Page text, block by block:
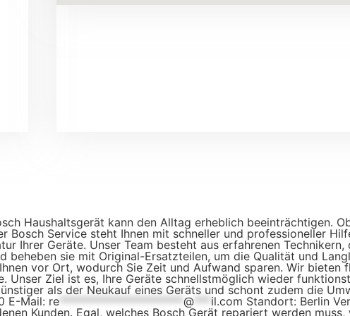
Haushaltsgerät kann den Alltag erheblich beeinträchtigen.
Bosch Service steht Ihnen mit schneller und professioneller
Ihrer Geräte. Unser Team besteht aus erfahrenen Technikern,
beheben sie mit Original-Ersatzteilen, um die Qualität und
vor Ort, wodurch Sie Zeit und Aufwand sparen. Wir bieten
Unser Ziel ist es, Ihre Geräte schnellstmöglich wieder
als der Neukauf eines Geräts und schont zudem die
E-Mail: re ********************** @ *** il.com Standort: Berlin
Kunden. Egal, welches Bosch Gerät repariert werden muss,